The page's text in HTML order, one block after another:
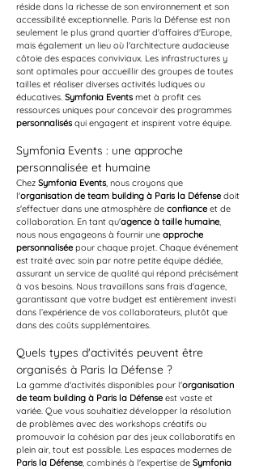
réside dans la richesse de son environnement et son
accessibilité exceptionnelle. Paris la Défense est non
seulement le plus grand quartier d'affaires d'Europe,
mais également un lieu où l'architecture audacieuse
côtoie des espaces conviviaux. Les infrastructures y
sont optimales pour accueillir des groupes de toutes
tailles et réaliser diverses activités ludiques ou
éducatives. Symfonia Events met à profit ces
ressources uniques pour concevoir des programmes
personnalisés qui engagent et inspirent votre équipe.
Symfonia Events : une approche
personnalisée et humaine
Chez Symfonia Events, nous croyons que
l'organisation de team building à Paris la Défense doit
s'effectuer dans une atmosphère de confiance et de
collaboration. En tant qu'agence à taille humaine,
nous nous engageons à fournir une approche
personnalisée pour chaque projet. Chaque événement
est traité avec soin par notre petite équipe dédiée,
assurant un service de qualité qui répond précisément
à vos besoins. Nous travaillons sans frais d'agence,
garantissant que votre budget est entièrement investi
dans l’expérience de vos collaborateurs, plutôt que
dans des coûts supplémentaires.
Quels types d'activités peuvent être
organisés à Paris la Défense ?
La gamme d'activités disponibles pour l'organisation
de team building à Paris la Défense est vaste et
variée. Que vous souhaitiez développer la résolution
de problèmes avec des workshops créatifs ou
promouvoir la cohésion par des jeux collaboratifs en
plein air, tout est possible. Les espaces modernes de
Paris la Défense, combinés à l'expertise de Symfonia